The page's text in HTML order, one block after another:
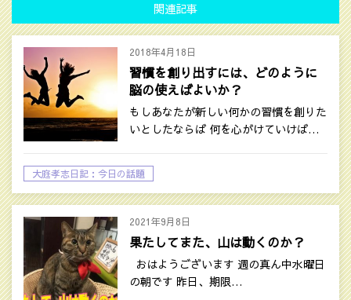
関連記事
2018年4月18日
習慣を創り出すには、どのように
脳の使えばよいか？
もしあなたが新しい何かの習慣を創りた
いとしたならば 何を心がけていけば…
大庭孝志日記：今日の話題
2021年9月8日
果たしてまた、山は動くのか？
おはようございます 週の真ん中水曜日
の朝です 昨日、期限…